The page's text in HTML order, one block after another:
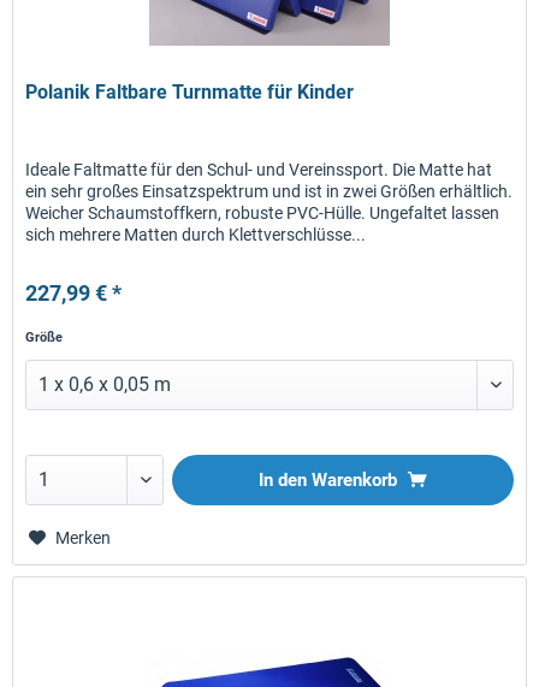
Polanik Faltbare Turnmatte für Kinder
Ideale Faltmatte für den Schul- und Vereinssport. Die Matte hat
ein sehr großes Einsatzspektrum und ist in zwei Größen erhältlich.
Weicher Schaumstoffkern, robuste PVC-Hülle. Ungefaltet lassen
sich mehrere Matten durch Klettverschlüsse...
227,99 € *
Größe
In den Warenkorb
Merken